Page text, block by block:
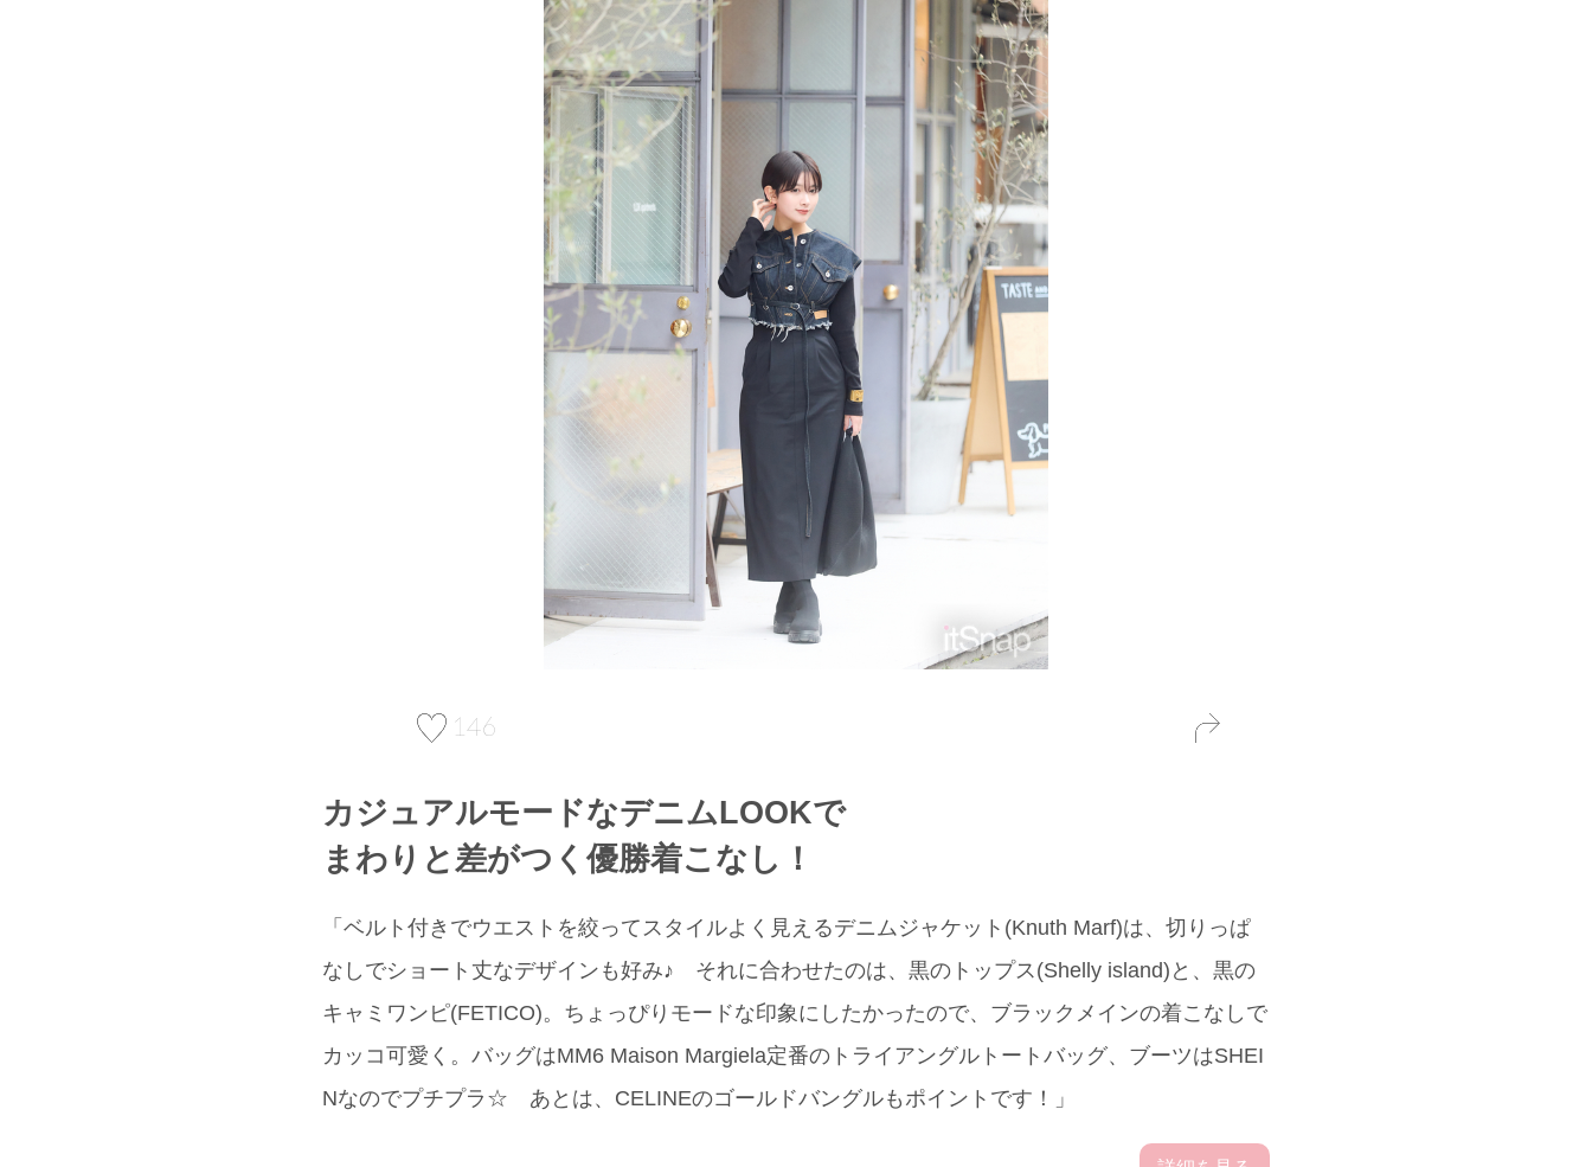
146
カジュアルモードなデニムLOOKで
まわりと差がつく優勝着こなし！
「ベルト付きでウエストを絞ってスタイルよく見えるデニムジャケット(Knuth Marf)は、切りっぱ
なしでショート丈なデザインも好み♪ それに合わせたのは、黒のトップス(Shelly island)と、黒の
キャミワンピ(FETICO)。ちょっぴりモードな印象にしたかったので、ブラックメインの着こなしで
カッコ可愛く。バッグはMM6 Maison Margiela定番のトライアングルトートバッグ、ブーツはSHEI
Nなのでプチプラ☆ あとは、CELINEのゴールドバングルもポイントです！」